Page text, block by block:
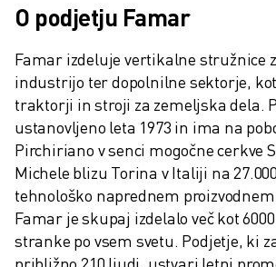
O podjetju Famar
Famar izdeluje vertikalne stružnice
industrijo ter dopolnilne sektorje,
traktorji in stroji za zemeljska dela.
ustanovljeno leta 1973 in ima na
Pirchiriano v senci mogočne cerkve
Michele blizu Torina v Italiji na
tehnološko naprednem
Famar je skupaj izdelalo več kot
stranke po vsem svetu. Podjetje, ki
približno 210 ljudi, ustvari letni